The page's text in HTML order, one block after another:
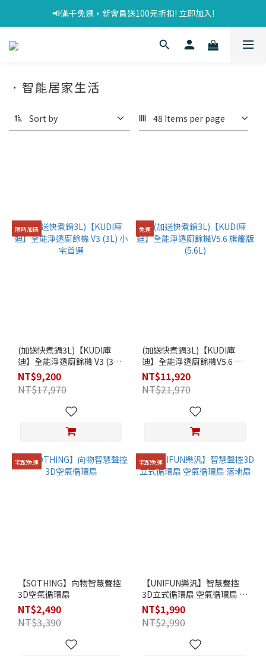
📢滿千免運，新會員送100元折扣! 立即加入!
．智能居家生活
Sort by 48 Items per page
限時加碼
(加送快煮鍋3L)【KUDI庫
迪】全能淨透廚餘機 V3 (3L)
小宅首選
NT$9,200
NT$17,970
免運
(加送快煮鍋3L)【KUDI庫
迪】全能淨透廚餘機V5.6 旗
艦版 (5.6L)
NT$11,920
NT$21,970
宅配免運
【SOTHING】向物智慧聲控
3D空氣循環扇
NT$2,490
NT$3,390
宅配免運
【UNIFUN樂汎】智慧聲控
3D立式循環扇 空氣循環扇 落
地扇
NT$1,990
NT$2,990